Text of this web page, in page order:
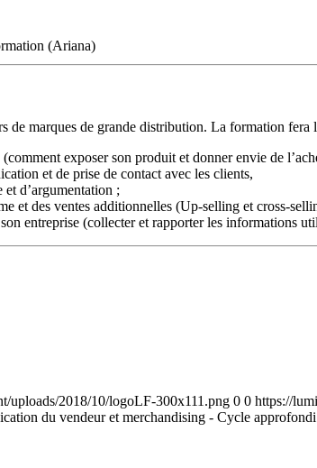
(Ariana)
de marques de grande distribution. La formation fera
exposer son produit et donner envie de
et de prise de contact avec les clients,
et d’argumentation ;
et des ventes additionnelles (Up-selling et cross-
entreprise (collecter et rapporter les informations
uploads/2018/10/logoLF-300x111.png 0 0 https://
du vendeur et merchandising - Cycle approfondi